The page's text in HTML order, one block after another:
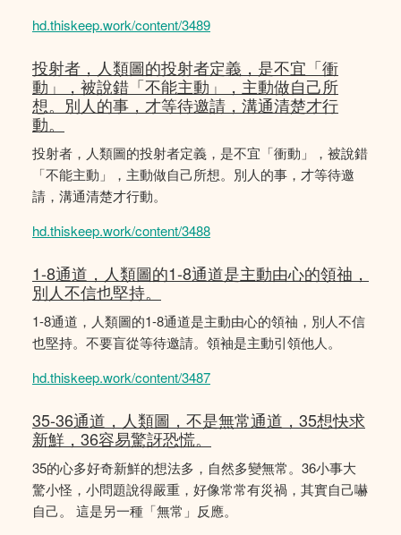
hd.thiskeep.work/content/3489
投射者，人類圖的投射者定義，是不宜「衝
動」，被說錯「不能主動」，主動做自己所
想。別人的事，才等待邀請，溝通清楚才行
動。
投射者，人類圖的投射者定義，是不宜「衝動」，被說錯
「不能主動」，主動做自己所想。別人的事，才等待邀
請，溝通清楚才行動。
hd.thiskeep.work/content/3488
1-8通道，人類圖的1-8通道是主動由心的領䄂，
別人不信也堅持。
1-8通道，人類圖的1-8通道是主動由心的領䄂，別人不信
也堅持。不要盲從等待邀請。領袖是主動引領他人。
hd.thiskeep.work/content/3487
35-36通道，人類圖，不是無常通道，35想快求
新鮮，36容易驚訝恐慌。
35的心多好奇新鮮的想法多，自然多變無常。36小事大
驚小怪，小問題說得嚴重，好像常常有災禍，其實自己嚇
自己。 這是另一種「無常」反應。